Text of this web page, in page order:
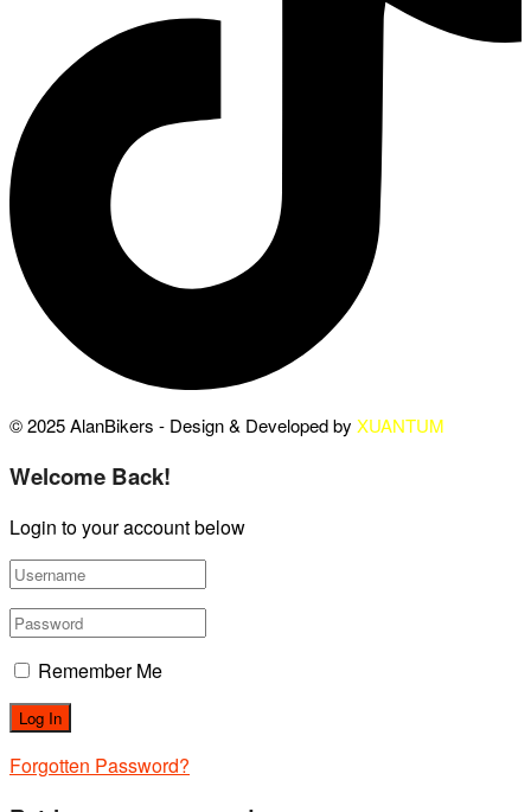
© 2025 AlanBikers - Design & Developed by XUANTUM
Welcome Back!
Login to your account below
Remember Me
Forgotten Password?